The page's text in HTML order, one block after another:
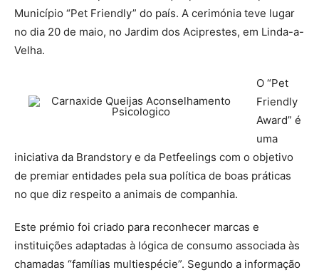
Município “Pet Friendly” do país. A cerimónia teve lugar
no dia 20 de maio, no Jardim dos Aciprestes, em Linda-a-
Velha.
O “Pet
Friendly
Award” é
uma
iniciativa da Brandstory e da Petfeelings com o objetivo
de premiar entidades pela sua política de boas práticas
no que diz respeito a animais de companhia.
Este prémio foi criado para reconhecer marcas e
instituições adaptadas à lógica de consumo associada às
chamadas “famílias multiespécie”. Segundo a informação